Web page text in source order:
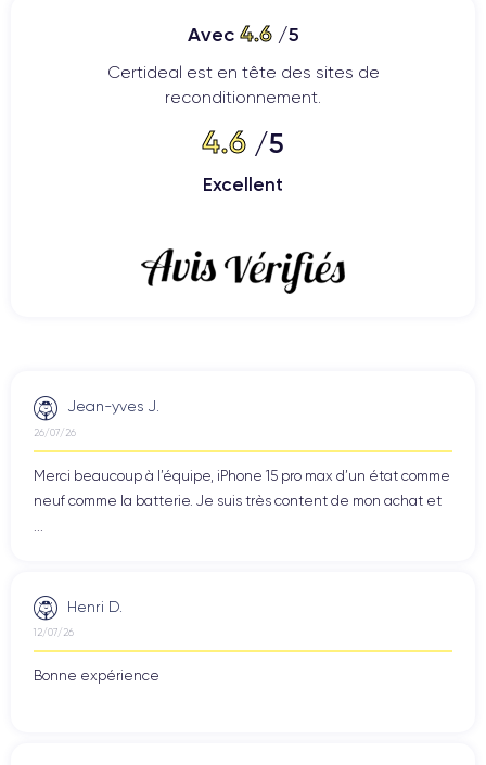
Avec 4.6/5
Certideal est en tête des sites de
reconditionnement.
4.6 /5
Excellent
Jean-yves J.
26/07/26
Merci beaucoup à l’équipe, iPhone 15 pro max d’un état comme
neuf comme la batterie. Je suis très content de mon achat et
Henri D.
12/07/26
Bonne expérience